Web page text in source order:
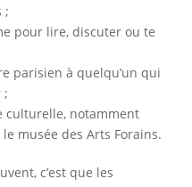
;
pour lire, discuter ou te
parisien à quelqu’un qui
;
culturelle, notamment
musée des Arts Forains.
c’est que les